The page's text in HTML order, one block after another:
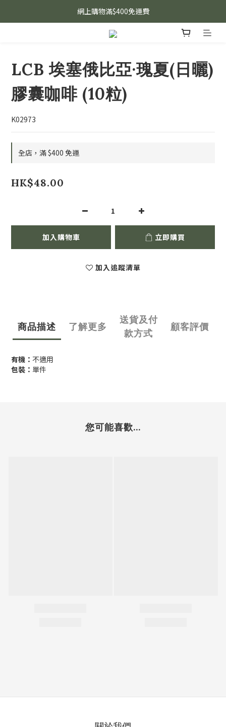
網上購物滿$400免運費
LCB 埃塞俄比亞·瑰夏(日曬)
膠囊咖啡 (10粒)
K02973
全店，滿 $400 免運
HK$48.00
加入購物車 立即購買
加入追蹤清單
商品描述 了解更多
送貨及付
款方式
顧客評價
有機： 不適用
包裝： 單件
您可能喜歡...